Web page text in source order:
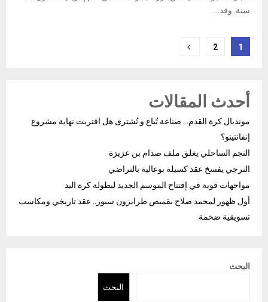
سنة. وقد...
Posts
1
2
أحدث المقالات
مونديال كرة القدم… صناعة تُباع و تُشترى هل اقتربت نهاية مشروع
إنفانتينو؟
النجم الساحلي يغلق ملف صدام بن عزيزة
الترجي يفسخ عقد كسيلة بوعالية بالتراضي
مواجهات قوية في إفتتاح الموسم الجديد لبطولة كرة اليد
أول ظهور لمحمد صلاح بقميص طرابزون سبور.. عقد تاريخي ومكاسب
تسويقية ضخمة
البحث
البحث